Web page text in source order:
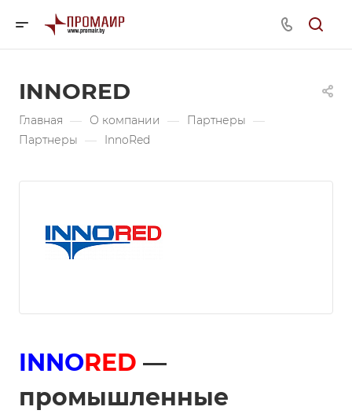
INNORED
Главная — О компании — Партнеры —
Партнеры — InnoRed
INNORED —
промышленные